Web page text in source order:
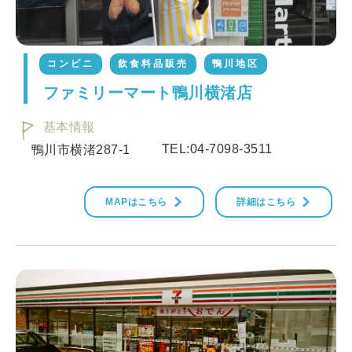
コンビニ 飲食料品販売 鴨川地区
ファミリーマート鴨川横渚店
基本情報
鴨川市横渚287-1
TEL:04-7098-3511
MAPはこちら 詳細はこちら